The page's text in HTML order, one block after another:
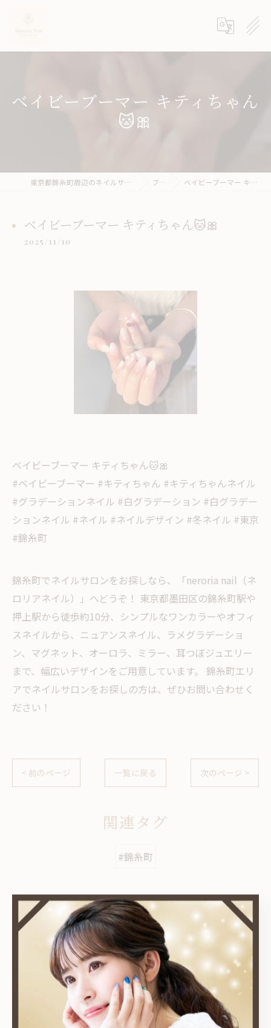
ベイビーブーマー キティちゃん
🐱🎀
東京都錦糸町周辺のネイルサロンならneroria nail ブログ ベイビーブーマー キティちゃん🐱🎀
ベイビーブーマー キティちゃん🐱🎀
2025/11/10
ベイビーブーマー キティちゃん🐱🎀
#ベイビーブーマー #キティちゃん #キティちゃんネイル
#グラデーションネイル #白グラデーション #白グラデー
ションネイル #ネイル #ネイルデザイン #冬ネイル #東京
#錦糸町
錦糸町でネイルサロンをお探しなら、「neroria nail（ネ
ロリアネイル）」へどうぞ！ 東京都墨田区の錦糸町駅や
押上駅から徒歩約10分、シンプルなワンカラーやオフィ
スネイルから、ニュアンスネイル、ラメグラデーショ
ン、マグネット、オーロラ、ミラー、耳つぼジュエリー
まで、幅広いデザインをご用意しています。 錦糸町エリ
アでネイルサロンをお探しの方は、ぜひお問い合わせく
ださい！
< 前のページ 一覧に戻る 次のページ >
関連タグ
#錦糸町
カテゴリー Categories
全てのカテゴリー
耳つぼ
プライベートサロン
ニュアンス